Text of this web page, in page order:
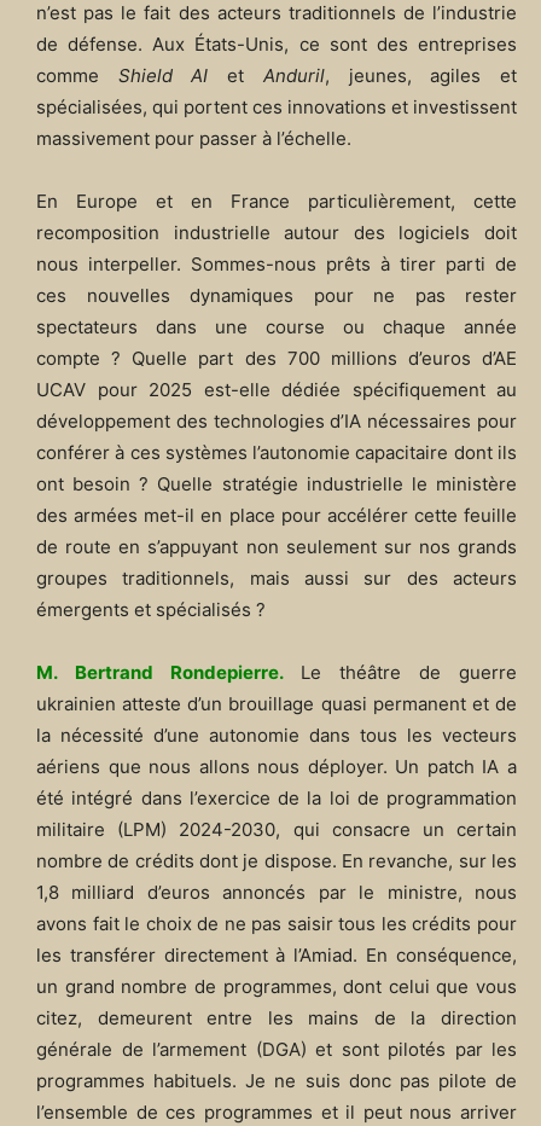
n’est pas le fait des acteurs traditionnels de l’industrie
de défense. Aux États-Unis, ce sont des entreprises
comme Shield AI et Anduril, jeunes, agiles et
spécialisées, qui portent ces innovations et investissent
massivement pour passer à l’échelle.
En Europe et en France particulièrement, cette
recomposition industrielle autour des logiciels doit
nous interpeller. Sommes-nous prêts à tirer parti de
ces nouvelles dynamiques pour ne pas rester
spectateurs dans une course ou chaque année
compte ? Quelle part des 700 millions d’euros d’AE
UCAV pour 2025 est-elle dédiée spécifiquement au
développement des technologies d’IA nécessaires pour
conférer à ces systèmes l’autonomie capacitaire dont ils
ont besoin ? Quelle stratégie industrielle le ministère
des armées met-il en place pour accélérer cette feuille
de route en s’appuyant non seulement sur nos grands
groupes traditionnels, mais aussi sur des acteurs
émergents et spécialisés ?
M. Bertrand Rondepierre. Le théâtre de guerre
ukrainien atteste d’un brouillage quasi permanent et de
la nécessité d’une autonomie dans tous les vecteurs
aériens que nous allons nous déployer. Un patch IA a
été intégré dans l’exercice de la loi de programmation
militaire (LPM) 2024-2030, qui consacre un certain
nombre de crédits dont je dispose. En revanche, sur les
1,8 milliard d’euros annoncés par le ministre, nous
avons fait le choix de ne pas saisir tous les crédits pour
les transférer directement à l’Amiad. En conséquence,
un grand nombre de programmes, dont celui que vous
citez, demeurent entre les mains de la direction
générale de l’armement (DGA) et sont pilotés par les
programmes habituels. Je ne suis donc pas pilote de
l’ensemble de ces programmes et il peut nous arriver